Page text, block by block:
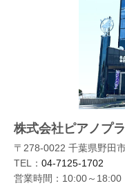
株式会社ピアノプ
〒278-0022 千葉県野田
TEL： 04-7125-1702
営業時間：10:00～18:00